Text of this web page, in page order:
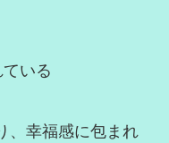
いる
、幸福感に包まれ